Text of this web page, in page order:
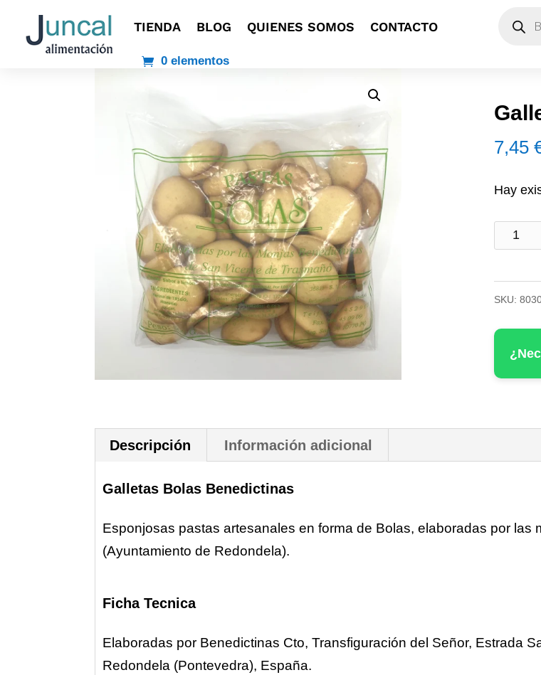
TIENDA BLOG QUIENES SOMOS CONTACTO
0 elementos
de
7,45
Hay
Galletas
SKU:
Descripción Información adicional
Galletas Bolas Benedictinas
Esponjosas pastas artesanales en forma de Bolas, elaboradas por
(Ayuntamiento de Redondela).
Ficha Tecnica
Elaboradas por Benedictinas Cto, Transfiguración del Señor, Estrada
Redondela (Pontevedra), España.